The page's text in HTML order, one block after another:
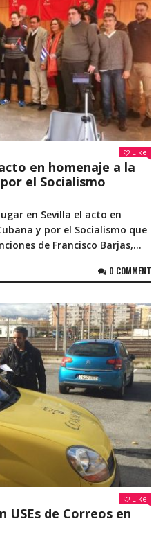
Like
en homenaje a la
el Socialismo
en Sevilla el acto en
y por el Socialismo que
de Francisco Barjas,...
0 COMMENT
Like
USEs de Correos en